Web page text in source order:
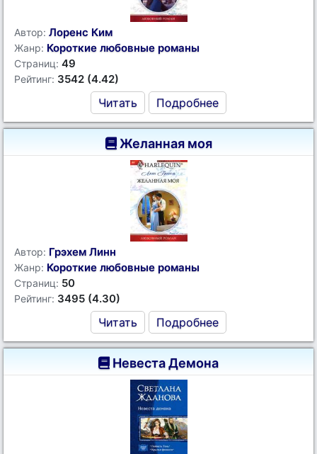
Автор: Лоренс Ким
Жанр: Короткие любовные романы
Страниц: 49
Рейтинг: 3542 (4.42)
Читать Подробнее
Желанная моя
Автор: Грэхем Линн
Жанр: Короткие любовные романы
Страниц: 50
Рейтинг: 3495 (4.30)
Читать Подробнее
Невеста Демона